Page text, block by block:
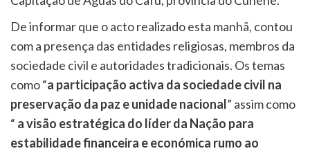
De informar que o acto realizado esta manhã, contou
com a presença das entidades religiosas, membros da
sociedade civil e autoridades tradicionais. Os temas
como “a participação activa da sociedade civil na
preservação da paz e unidade nacional” assim como
“ a visão estratégica do líder da Nação para
estabilidade financeira e económica rumo ao